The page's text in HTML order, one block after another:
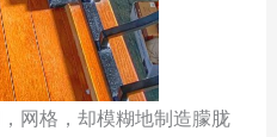
网格，却模糊地制造朦胧